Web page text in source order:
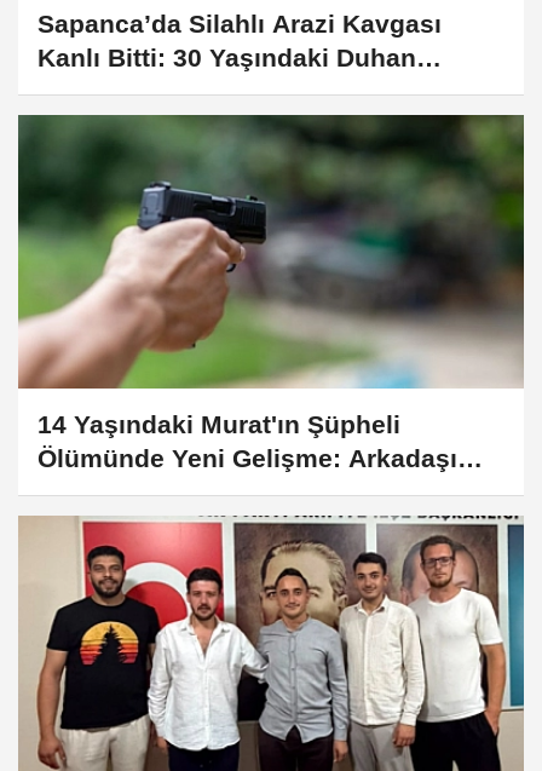
Sapanca’da Silahlı Arazi Kavgası
Kanlı Bitti: 30 Yaşındaki Duhan
Sağıroğlu Hayatını Kaybetti
14 Yaşındaki Murat'ın Şüpheli
Ölümünde Yeni Gelişme: Arkadaşı
Gözaltında